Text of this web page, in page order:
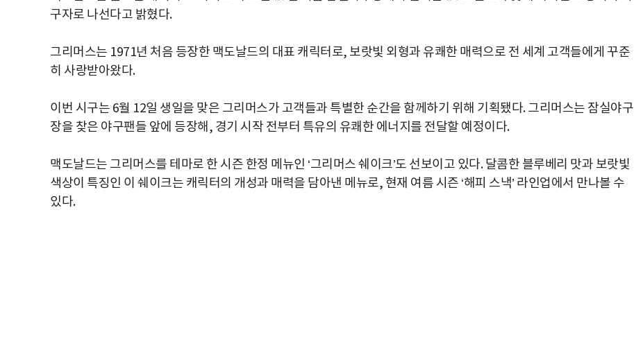
구자로 나선다고 밝혔다.
그리머스는 1971년 처음 등장한 맥도날드의 대표 캐릭터로, 보랏빛 외형과 유쾌한 매력으로 전 세계 고객들에게 꾸준
히 사랑받아왔다.
이번 시구는 6월 12일 생일을 맞은 그리머스가 고객들과 특별한 순간을 함께하기 위해 기획됐다. 그리머스는 잠실야구
장을 찾은 야구팬들 앞에 등장해, 경기 시작 전부터 특유의 유쾌한 에너지를 전달할 예정이다.
맥도날드는 그리머스를 테마로 한 시즌 한정 메뉴인 ‘그리머스 쉐이크’도 선보이고 있다. 달콤한 블루베리 맛과 보랏빛
색상이 특징인 이 쉐이크는 캐릭터의 개성과 매력을 담아낸 메뉴로, 현재 여름 시즌 ‘해피 스낵’ 라인업에서 만나볼 수
있다.